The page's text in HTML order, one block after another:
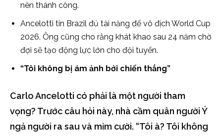
nên thành công.
Ancelotti tin Brazil đủ tài năng để vô địch World Cup
2026. Ông cũng cho rằng khát khao sau 24 năm chờ
đợi sẽ tạo động lực lớn cho đội tuyển.
“Tôi không bị ám ảnh bởi chiến thắng”
Carlo Ancelotti có phải là một người tham
vọng? Trước câu hỏi này, nhà cầm quân người Ý
ngả người ra sau và mỉm cười. “Tôi à? Tôi không